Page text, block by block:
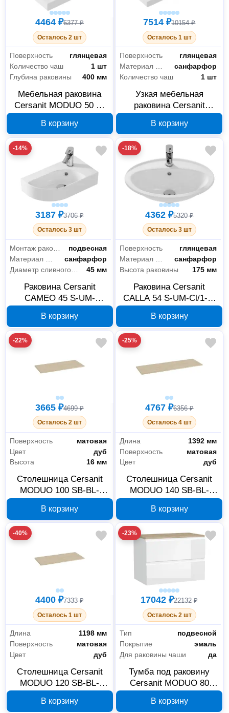
4464 ₽6377 ₽
Осталось 2 шт
Поверхность
глянцевая
Количество чаш
1 шт
Глубина раковины
400 мм
Мебельная раковина
Cersanit MODUO 50 S-
отверстие
В корзину
7514 ₽10154 ₽
Осталось 1 шт
Поверхность
глянцевая
санфарфор
Количество чаш
1 шт
Узкая мебельная
раковина Cersanit
MOD80SL/1, 1
отверстие
В корзину
-14%
3187 ₽3706 ₽
Осталось 3 шт
подвесная
санфарфор
45 мм
Раковина Cersanit
CAMEO 45 S-UM-
В корзину
-18%
4362 ₽5320 ₽
Осталось 3 шт
Поверхность
глянцевая
санфарфор
Высота раковины
175 мм
Раковина Cersanit
CALLA 54 S-UM-Cl/1-w,
В корзину
-22%
3665 ₽4699 ₽
Осталось 2 шт
Поверхность
матовая
Цвет
дуб
Высота
16 мм
Столешница Cersanit
MODUO 100 SB-BL-
В корзину
-25%
4767 ₽6356 ₽
Осталось 4 шт
Длина
1392 мм
Поверхность
матовая
Цвет
дуб
Столешница Cersanit
MODUO 140 SB-BL-
В корзину
-40%
4400 ₽7333 ₽
Осталось 1 шт
Длина
1198 мм
Поверхность
матовая
Цвет
дуб
Столешница Cersanit
MODUO 120 SB-BL-
В корзину
-23%
17042 ₽22132 ₽
Осталось 2 шт
Тип
подвесной
Покрытие
эмаль
Для раковины чаши
да
Тумба под раковину
Cersanit MODUO 80
BL/Wh
В корзину